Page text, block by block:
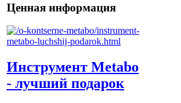
Ценная информация
Инструмент Metabo
- лучший подарок